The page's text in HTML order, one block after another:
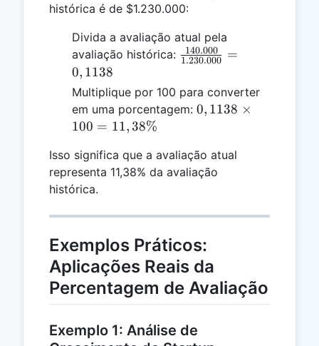
histórica é de $1.230.000:
Divida a avaliação atual pela
avaliação histórica: \frac{140.000}
0,1138
1.230.000
140.000
=
0, 1138
Multiplique por 100 para converter
em uma porcentagem: 0,1138
11,38\%
0, 1138 ×
100 = 11,38%
Isso significa que a avaliação atual
representa 11,38% da avaliação
histórica.
Exemplos Práticos:
Aplicações Reais da
Percentagem de Avaliação
Exemplo 1: Análise de